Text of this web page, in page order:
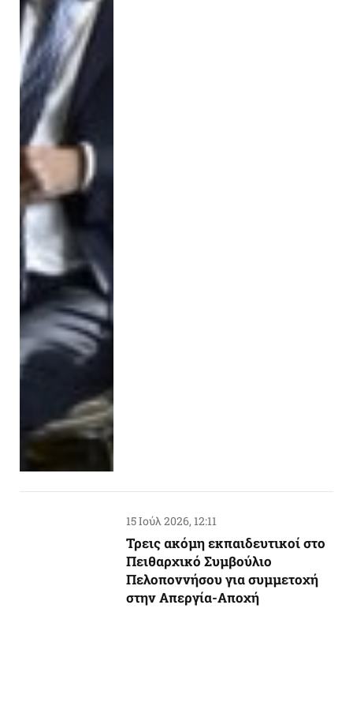
15 Ιούλ 2026, 12:11
Τρεις ακόμη εκπαιδευτικοί στο
Πειθαρχικό Συμβούλιο
Πελοποννήσου για συμμετοχή
στην Απεργία-Αποχή